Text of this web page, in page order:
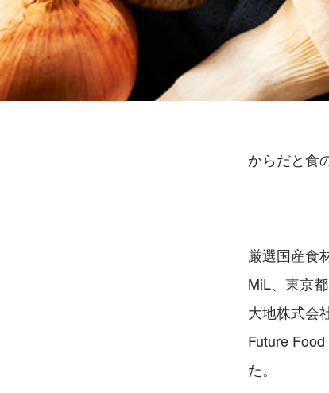
からだと食
厳選国産食
MiL、東京
大地株式会
Future
た。